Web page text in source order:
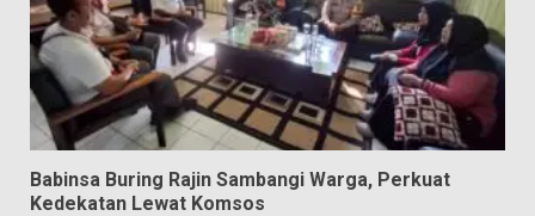
Babinsa Buring Rajin Sambangi Warga, Perkuat
Kedekatan Lewat Komsos